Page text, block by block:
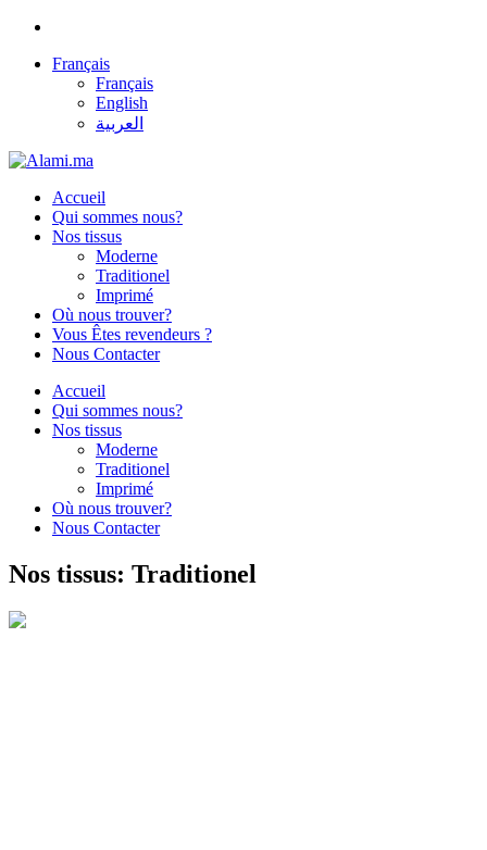
Français
Français
English
العربية
Accueil
Qui sommes nous?
Nos tissus
Moderne
Traditionel
Imprimé
Où nous trouver?
Vous Êtes revendeurs ?
Nous Contacter
Accueil
Qui sommes nous?
Nos tissus
Moderne
Traditionel
Imprimé
Où nous trouver?
Nous Contacter
Nos tissus: Traditionel